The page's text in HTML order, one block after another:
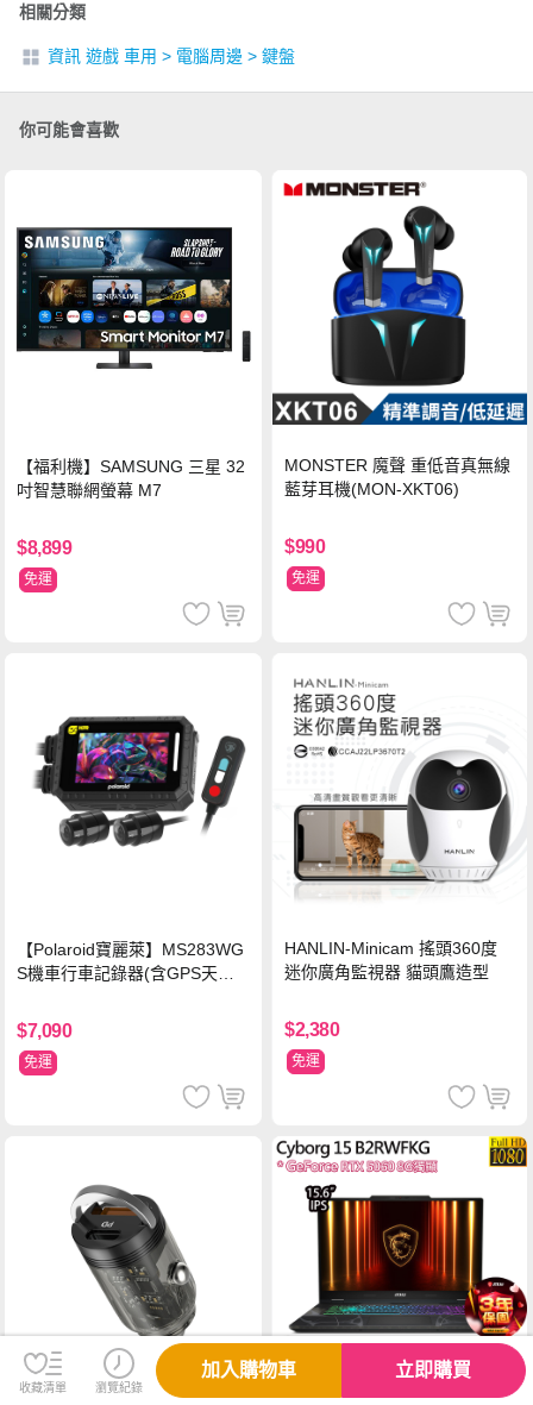
相關分類
資訊 遊戲 車用 > 電腦周邊 > 鍵盤
你可能會喜歡
【福利機】SAMSUNG 三星 32
吋智慧聯網螢幕 M7
$8,899
免運
MONSTER 魔聲 重低音真無線
藍芽耳機(MON-XKT06)
$990
免運
【Polaroid寶麗萊】MS283WG
S機車行車記錄器(含GPS天線)-
新小蜂鷹)
$7,090
免運
HANLIN-Minicam 搖頭360度
迷你廣角監視器 貓頭鷹造型
$2,380
免運
收藏清單 瀏覽紀錄
加入購物車 立即購買